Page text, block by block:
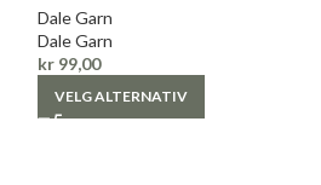
Dale Garn
Dale Garn
kr99,00
VELG ALTERNATIV